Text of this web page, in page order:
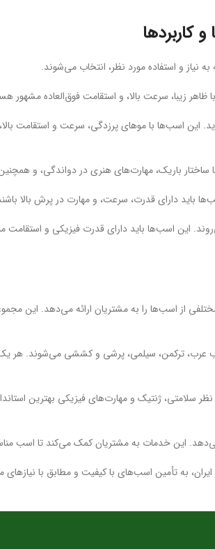
کاربردها
نیاز و استفاده مورد نظر، انتخاب می‌شوند.
سرعت بالا، و استقامت فوق‌العاده مشهور
این اسب‌ها با موهای پرزدگی، سرعت و استقامت
باریک، مهارت‌های هنری در دواندگی، و همچنین
دارای قدرت، سرعت، و مهارت در پرش بالا
این اسب‌ها باید دارای قدرت فیزیکی و استقامت
از اسب‌ها را به مشتریان ارائه می‌دهد. این
ترکمن، سیلمی، پرشی و کششی می‌شوند. هر یک
ژنتیک و مهارت‌های فیزیکی بهترین
این خدمات به مشتریان کمک می‌کند تا اسب
ایران، به تأمین اسب‌های با کیفیت و مطابق با